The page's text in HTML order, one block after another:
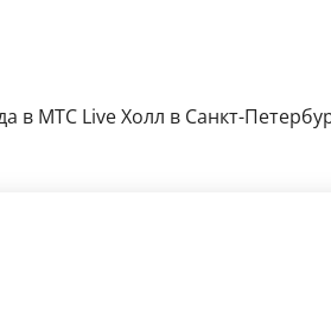
в МТС Live Холл в Санкт-